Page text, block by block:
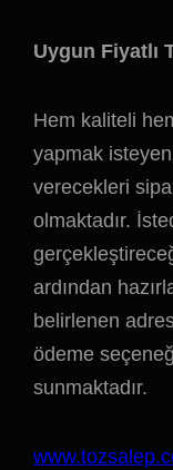
Uygun Fiyatlı
Hem kaliteli
yapmak
verecekleri
olmaktadır.
ardından
belirlenen
ödeme
sunmaktadır.